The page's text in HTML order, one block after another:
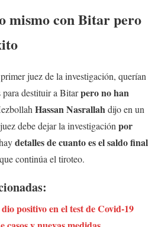
mismo con Bitar pero
juez de la investigación, querían
para destituir a Bitarpero no han
Hassan Nasrallahdijo en un
debe dejar la investigaciónpor
detalles de cuanto es el saldo final
continúa el tiroteo.
positivo en el test de Covid-19